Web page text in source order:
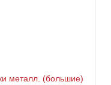
металл. (большие)